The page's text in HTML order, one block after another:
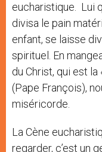
eucharistique. Lui
divisa le pain
enfant, se laisse
spirituel. En
du Christ, qui est
(Pape François),
miséricorde.
La Cène
regarder, c’est un